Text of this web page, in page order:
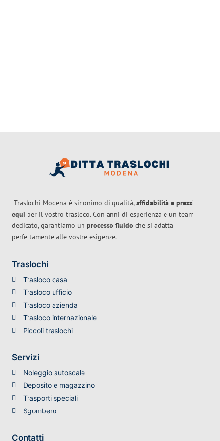
Traslochi Modena è sinonimo di qualità,affidabilità e prezzi
equi per il vostro trasloco. Con anni di esperienza e un team
dedicato, garantiamo un processo fluido che si adatta
perfettamente alle vostre esigenze.
Traslochi
Trasloco casa
Trasloco ufficio
Trasloco azienda
Trasloco internazionale
Piccoli traslochi
Servizi
Noleggio autoscale
Deposito e magazzino
Trasporti speciali
Sgombero
Contatti